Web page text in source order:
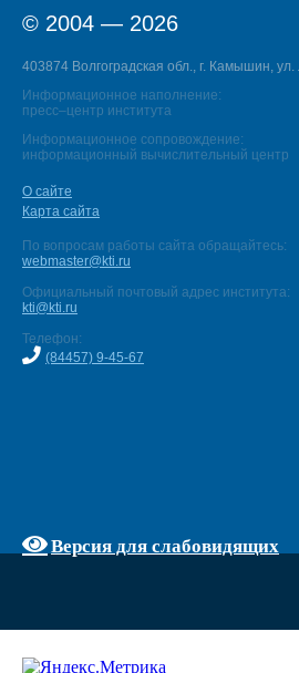
© 2004 — 2026
403874 Волгоградская обл., г. Камышин,
Информационное наполнение:
пресс–центр института
Информационное сопровождение:
информационный вычислительный центр
О сайте
Карта сайта
По вопросам работы сайта обращайтесь:
webmaster@kti.ru
Официальный почтовый адрес института:
kti@kti.ru
Телефон:
(84457) 9-45-67
Версия для слабовидящих